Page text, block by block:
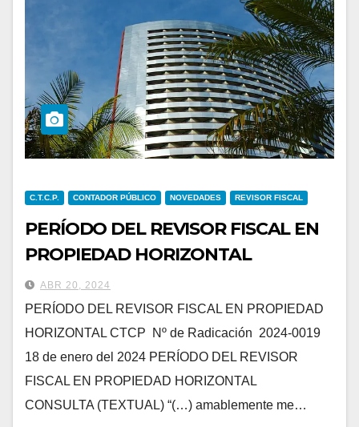
C.T.C.P. CONTADOR PÚBLICO NOVEDADES REVISOR FISCAL
PERÍODO DEL REVISOR FISCAL EN
PROPIEDAD HORIZONTAL
ABR 20, 2024
PERÍODO DEL REVISOR FISCAL EN PROPIEDAD
HORIZONTAL CTCP Nº de Radicación 2024-0019
18 de enero del 2024 PERÍODO DEL REVISOR
FISCAL EN PROPIEDAD HORIZONTAL
CONSULTA (TEXTUAL) “(…) amablemente me…